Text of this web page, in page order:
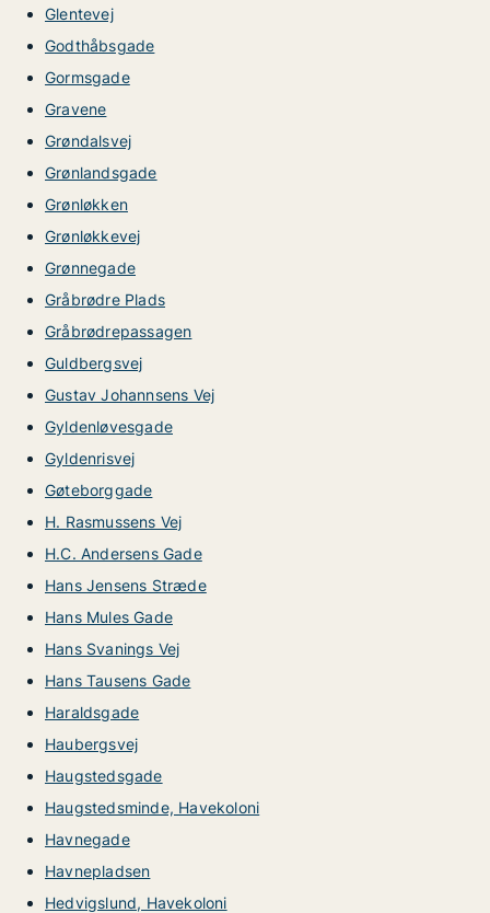
Glentevej
Godthåbsgade
Gormsgade
Gravene
Grøndalsvej
Grønlandsgade
Grønløkken
Grønløkkevej
Grønnegade
Gråbrødre Plads
Gråbrødrepassagen
Guldbergsvej
Gustav Johannsens Vej
Gyldenløvesgade
Gyldenrisvej
Gøteborggade
H. Rasmussens Vej
H.C. Andersens Gade
Hans Jensens Stræde
Hans Mules Gade
Hans Svanings Vej
Hans Tausens Gade
Haraldsgade
Haubergsvej
Haugstedsgade
Haugstedsminde, Havekoloni
Havnegade
Havnepladsen
Hedvigslund, Havekoloni